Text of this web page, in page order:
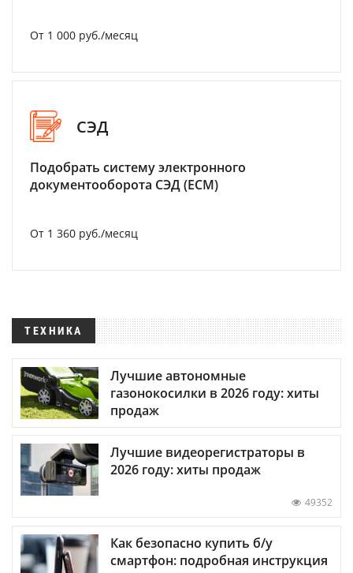
От 1 000 руб./месяц
СЭД
Подобрать систему электронного
документооборота СЭД (ECM)
От 1 360 руб./месяц
ТЕХНИКА
Лучшие автономные
газонокосилки в 2026 году: хиты
продаж
Лучшие видеорегистраторы в
2026 году: хиты продаж
49352
Как безопасно купить б/у
смартфон: подробная инструкция